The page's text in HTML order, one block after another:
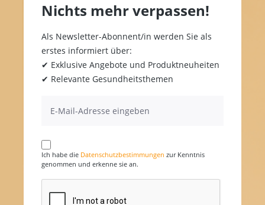
Nichts mehr verpassen!
Als Newsletter-Abonnent/in werden Sie als
erstes informiert über:
✔ Exklusive Angebote und Produktneuheiten
✔ Relevante Gesundheitsthemen
Ich habe die Datenschutzbestimmungen zur Kenntnis
genommen und erkenne sie an.